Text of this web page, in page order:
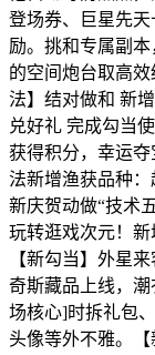
登场券、巨星先
励。挑和专属副
的空间炮台取高
法】结对做和 新
兑好礼 完成勾当
获得积分，幸运
法新增渔获品种
新庆贺动做“技术
玩转逛戏次元！新
【新勾当】外星
奇斯藏品上线，
场核心]时拆礼包
头像等外不雅。